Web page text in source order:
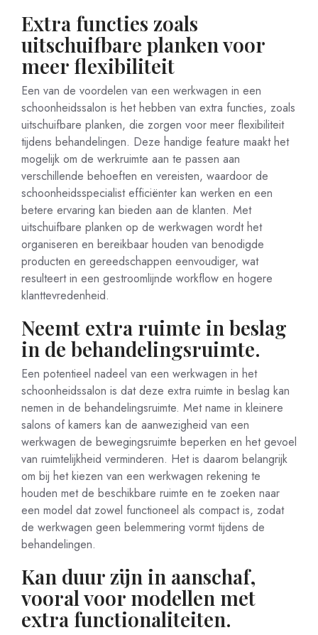
Extra functies zoals
uitschuifbare planken voor
meer flexibiliteit
Een van de voordelen van een werkwagen in een
schoonheidssalon is het hebben van extra functies, zoals
uitschuifbare planken, die zorgen voor meer flexibiliteit
tijdens behandelingen. Deze handige feature maakt het
mogelijk om de werkruimte aan te passen aan
verschillende behoeften en vereisten, waardoor de
schoonheidsspecialist efficiënter kan werken en een
betere ervaring kan bieden aan de klanten. Met
uitschuifbare planken op de werkwagen wordt het
organiseren en bereikbaar houden van benodigde
producten en gereedschappen eenvoudiger, wat
resulteert in een gestroomlijnde workflow en hogere
klanttevredenheid.
Neemt extra ruimte in beslag
in de behandelingsruimte.
Een potentieel nadeel van een werkwagen in het
schoonheidssalon is dat deze extra ruimte in beslag kan
nemen in de behandelingsruimte. Met name in kleinere
salons of kamers kan de aanwezigheid van een
werkwagen de bewegingsruimte beperken en het gevoel
van ruimtelijkheid verminderen. Het is daarom belangrijk
om bij het kiezen van een werkwagen rekening te
houden met de beschikbare ruimte en te zoeken naar
een model dat zowel functioneel als compact is, zodat
de werkwagen geen belemmering vormt tijdens de
behandelingen.
Kan duur zijn in aanschaf,
vooral voor modellen met
extra functionaliteiten.